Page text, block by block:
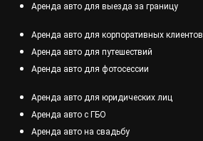
Аренда авто для выезда за границу
Аренда авто для корпоративных клиентов
Аренда авто для путешествий
Аренда авто для фотосессии
Аренда авто для юридических лиц
Аренда авто с ГБО
Аренда авто на свадьбу